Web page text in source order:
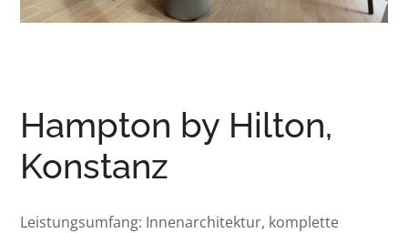
Hampton by Hilton,
Konstanz
Leistungsumfang: Innenarchitektur, komplette